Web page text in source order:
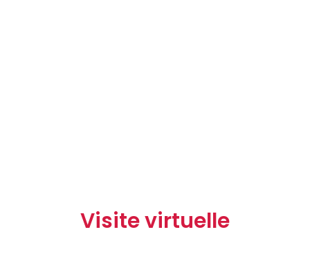
Visite virtuelle